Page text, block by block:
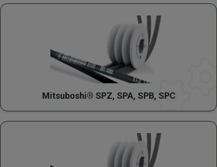
Mitsuboshi® SPZ, SPA, SPB, SPC